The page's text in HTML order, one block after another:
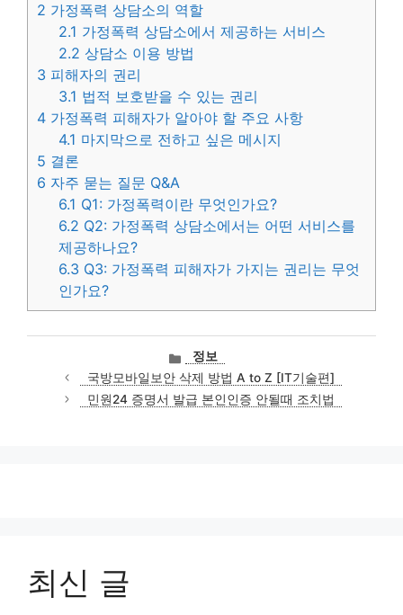
2 가정폭력 상담소의 역할
2.1 가정폭력 상담소에서 제공하는 서비스
2.2 상담소 이용 방법
3 피해자의 권리
3.1 법적 보호받을 수 있는 권리
4 가정폭력 피해자가 알아야 할 주요 사항
4.1 마지막으로 전하고 싶은 메시지
5 결론
6 자주 묻는 질문 Q&A
6.1 Q1: 가정폭력이란 무엇인가요?
6.2 Q2: 가정폭력 상담소에서는 어떤 서비스를
제공하나요?
6.3 Q3: 가정폭력 피해자가 가지는 권리는 무엇
인가요?
카
테
고
리
정보
국방모바일보안 삭제 방법 A to Z [IT기술편]
민원24 증명서 발급 본인인증 안될때 조치법
최신 글